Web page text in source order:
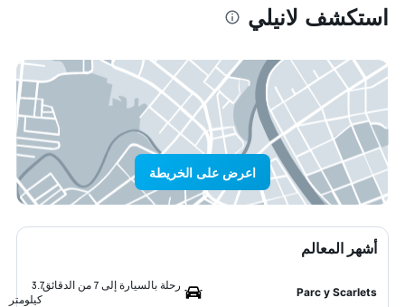
استكشف لانيلي
اعرض على الخريطة
أشهر المعالم
Parc y Scarlets
رحلة بالسيارة إلى 7 من الدقائق
3.7
كيلومتر